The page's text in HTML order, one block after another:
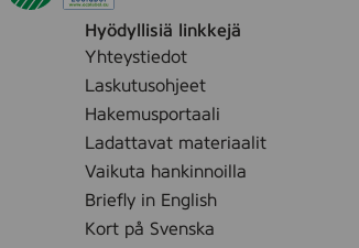
Hyödyllisiä linkkejä
Yhteystiedot
Laskutusohjeet
Hakemusportaali
Ladattavat materiaalit
Vaikuta hankinnoilla
Briefly in English
Kort på Svenska